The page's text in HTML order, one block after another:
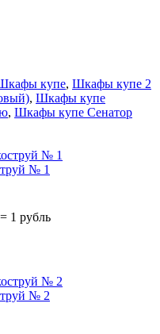
купе, Шкафы купе 2
, Шкафы купе
, Шкафы купе Сенатор
№ 1
1 рубль
№ 2